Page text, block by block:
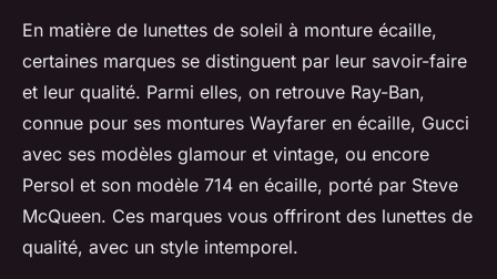
En matière de lunettes de soleil à monture écaille,
certaines marques se distinguent par leur savoir-faire
et leur qualité. Parmi elles, on retrouve Ray-Ban,
connue pour ses montures Wayfarer en écaille, Gucci
avec ses modèles glamour et vintage, ou encore
Persol et son modèle 714 en écaille, porté par Steve
McQueen. Ces marques vous offriront des lunettes de
qualité, avec un style intemporel.